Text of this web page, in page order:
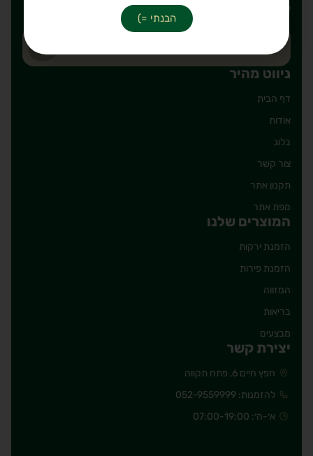
לרשימת תפוצה שלנו, מבטיחים לשלוח רק דברים טובים!
ניווט מהיר
דף הבית
אודות
בלוג
צור קשר
תקנון אתר
מפת אתר
המוצרים שלנו
הזמנת ירקות
הזמנת פירות
המזווה
בריאות
מבצעים
יצירת קשר
חפץ חיים 6, פתח תקווה
להזמנות: 052-9559999
א׳-ה׳: 07:00-19:00
הבנתי =)